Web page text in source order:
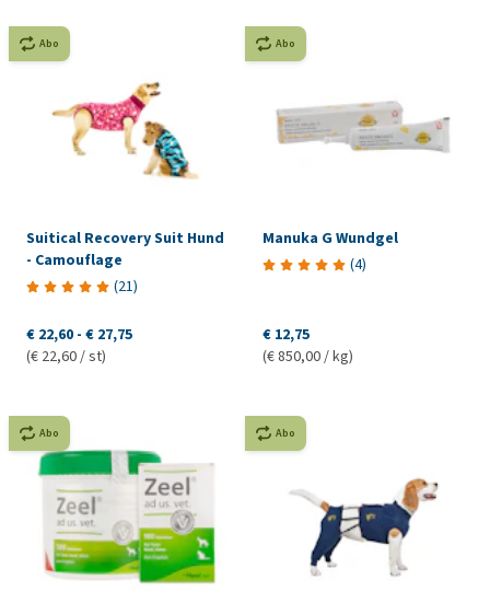
Abo
Suitical Recovery Suit Hund
- Camouflage
(21)
€ 22,60 - € 27,75
(€ 22,60 / st)
Abo
Manuka G Wundgel
(4)
€ 12,75
(€ 850,00 / kg)
Abo Abo